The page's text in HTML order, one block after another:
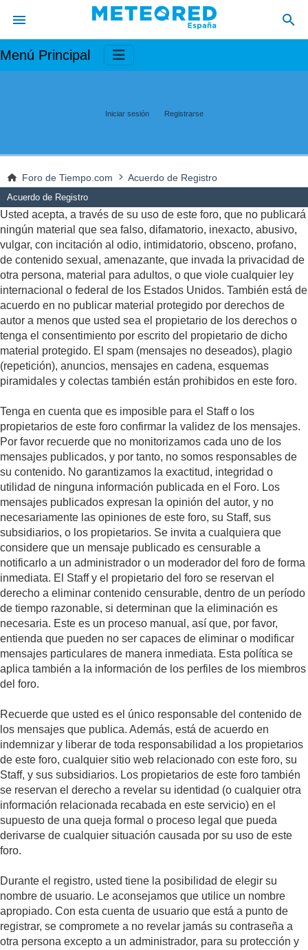
Menú Principal
Iniciar sesión Registrarse
Foro de Tiempo.com Acuerdo de Registro
Acuerdo de Registro
Usted acepta, a través de su uso de este foro, que no publicará
ningún material que sea falso, difamatorio, inexacto, abusivo,
vulgar, con incitación al odio, intimidatorio, obsceno, profano,
de contenido sexual, amenazante, que invada la privacidad de
otra persona, material para adultos, o que viole cualquier ley
internacional o federal de los Estados Unidos. También está de
acuerdo en no publicar material protegido por derechos de
autor a menos que usted sea el propietario de los derechos o
tenga el consentimiento por escrito del propietario de dicho
material protegido. El spam (mensajes no deseados), plagio
(repetición), anuncios, mensajes en cadena, esquemas
piramidales y colectas también están prohibidos en este foro.
Tenga en cuenta que es imposible para el Staff o los
propietarios de este foro confirmar la validez de los mensajes.
Por favor recuerde que no monitorizamos cada uno de los
mensajes publicados, y por tanto, no somos responsables de
su contenido. No garantizamos la exactitud, integridad o
utilidad de ninguna información publicada en el Foro. Los
mensajes publicados expresan la opinión del autor, y no
necesariamente las opiniones de este foro, su Staff, sus
subsidiarios, o los propietarios. Se invita a cualquiera que
considere que un mensaje publicado es censurable a
notificarlo a un administrador o un moderador del foro de forma
inmediata. El Staff y el propietario del foro se reservan el
derecho a eliminar contenido censurable, dentro de un período
de tiempo razonable, si determinan que la eliminación es
necesaria. Este es un proceso manual, así que, por favor,
entienda que pueden no ser capaces de eliminar o modificar
mensajes particulares de manera inmediata. Esta política se
aplica también a la información de los perfiles de los miembros
del foro.
Recuerde que usted es el único responsable del contenido de
los mensajes que publica. Además, está de acuerdo en
indemnizar y liberar de toda responsabilidad a los propietarios
de este foro, cualquier sitio web relacionado con este foro, su
Staff, y sus subsidiarios. Los propietarios de este foro también
se reservan el derecho a revelar su identidad (o cualquier otra
información relacionada recabada en este servicio) en el
supuesto de una queja formal o proceso legal que pueda
derivarse de cualquier situación causada por su uso de este
foro.
Durante el registro, usted tiene la posibilidad de elegir su
nombre de usuario. Le aconsejamos que utilice un nombre
apropiado. Con esta cuenta de usuario que está a punto de
registrar, se compromete a no revelar jamás su contraseña a
otra persona excepto a un administrador, para su protección y